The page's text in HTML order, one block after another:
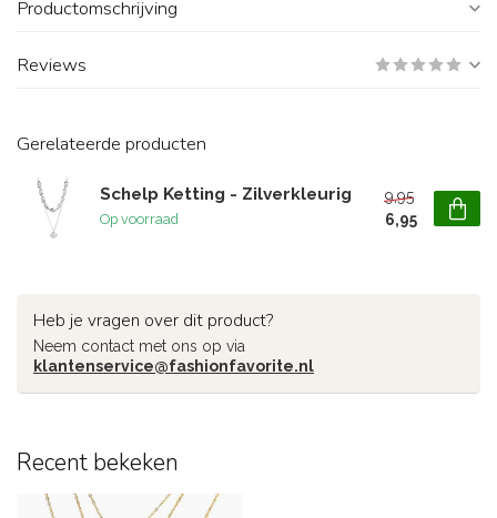
Productomschrijving
Reviews
Gerelateerde producten
Schelp Ketting - Zilverkleurig
Op voorraad
9,95
6,95
Heb je vragen over dit product?
Neem contact met ons op via
klantenservice@fashionfavorite.nl
Recent bekeken